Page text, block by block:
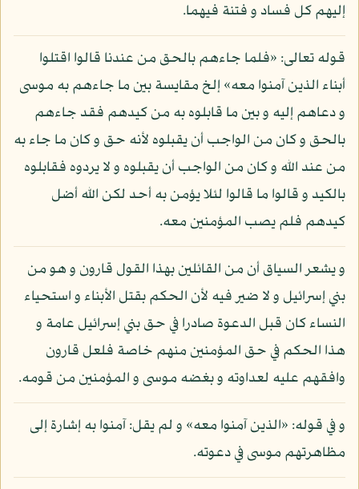
إليهم كل فساد و فتنة فيهما.
قوله تعالى: «فلما جاءهم بالحق من عندنا قالوا اقتلوا
أبناء الذين آمنوا معه» إلخ مقايسة بين ما جاءهم به موسى
و دعاهم إليه و بين ما قابلوه به من كيدهم فقد جاءهم
بالحق و كان من الواجب أن يقبلوه لأنه حق و كان ما جاء به
من عند الله و كان من الواجب أن يقبلوه و لا يردوه فقابلوه
بالكيد و قالوا ما قالوا لئلا يؤمن به أحد لكن الله أضل
كيدهم فلم يصب المؤمنين معه.
و يشعر السياق أن من القائلين بهذا القول قارون و هو من
بني إسرائيل و لا ضير فيه لأن الحكم بقتل الأبناء و استحياء
النساء كان قبل الدعوة صادرا في حق بني إسرائيل عامة و
هذا الحكم في حق المؤمنين منهم خاصة فلعل قارون
وافقهم عليه لعداوته و بغضه موسى و المؤمنين من قومه.
و في قوله: «الذين آمنوا معه» و لم يقل: آمنوا به إشارة إلى
مظاهرتهم موسى في دعوته.